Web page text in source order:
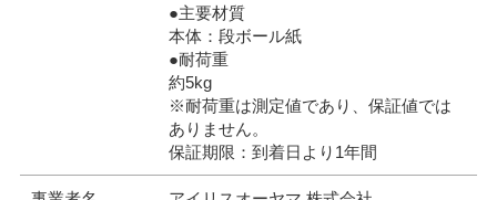
●主要材質
本体：段ボール紙
●耐荷重
約5kg
※耐荷重は測定値であり、保証値では
ありません。
保証期限：到着日より1年間